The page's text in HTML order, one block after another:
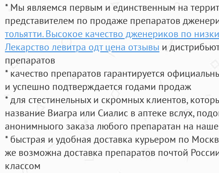
* Мы являемся первым и единственным на
представителем по продаже препаратов
тольятти. Высокое качество дженериков по
Лекарство левитра одт цена отзывы и
препаратов
* качество препаратов гарантируется
и успешно подтверждается годами продаж
* для стестинельных и скромных клиентов,
название Виагра или Сиалис в аптеке вслух,
анонимныого заказа любого препаратан на
* быстрая и удобная доставка курьером по
же возможна доставка препаратов почтой
классом